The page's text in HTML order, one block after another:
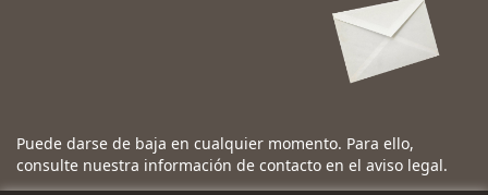
Puede darse de baja en cualquier momento. Para ello,
consulte nuestra información de contacto en el aviso legal.